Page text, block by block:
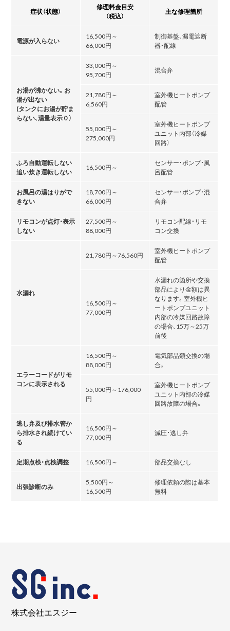
症状（状態）
修理料金目安
（税込）
主な修理箇所
電源が入らない
16,500円～
66,000円
制御基盤、漏電遮断
器・配線
お湯が沸かない。お
湯が出ない
(タンクにお湯が貯ま
らない､湯量表示０）
33,000円～
95,700円
混合弁
21,780円～
6,560円
室外機ヒートポンプ
配管
55,000円～
275,000円
室外機ヒートポンプ
ユニット内部（冷媒
回路）
ふろ自動運転しない
追い炊き運転しない
16,500円～
センサー・ポンプ・風
呂配管
お風呂の湯はりがで
きない
18,700円～
66,000円
センサー・ポンプ・混
合弁
リモコンが点灯・表示
しない
27,500円～
88,000円
リモコン配線・リモ
コン交換
水漏れ
21,780円～76,560円
室外機ヒートポンプ
配管
16,500円～
77,000円
水漏れの箇所や交換
部品により金額は異
なります。室外機ヒ
ートポンプユニット
内部の冷媒回路故障
の場合､15万～25万
前後
エラーコードがリモ
コンに表示される
16,500円～
88,000円
電気部品類交換の場
合。
55,000円～176,000
円
室外機ヒートポンプ
ユニット内部の冷媒
回路故障の場合。
逃し弁及び排水管か
ら排水され続けてい
る
16,500円～
77,000円
減圧・逃し弁
定期点検・点検調整 16,500円～ 部品交換なし
出張診断のみ
5,500円～
16,500円
修理依頼の際は基本
無料
株式会社エスジー